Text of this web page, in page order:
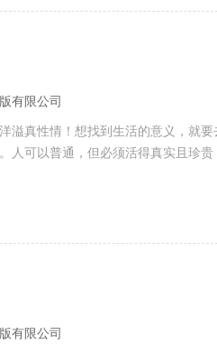
有限公司
溢真性情！想找到生活的意义，就要
人可以普通，但必须活得真实且珍贵
有限公司